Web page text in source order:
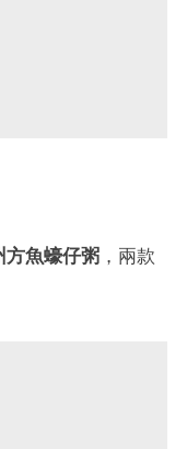
方魚蠔仔粥 ，兩款